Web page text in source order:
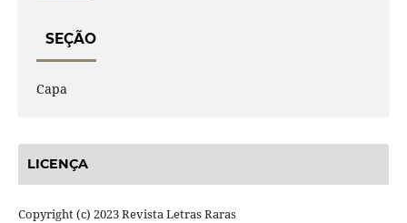
SEÇÃO
Capa
LICENÇA
Copyright (c) 2023 Revista Letras Raras